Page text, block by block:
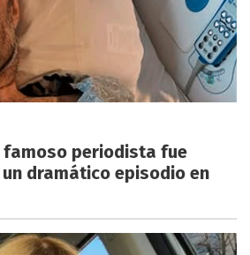
famoso periodista fue
dramático episodio en